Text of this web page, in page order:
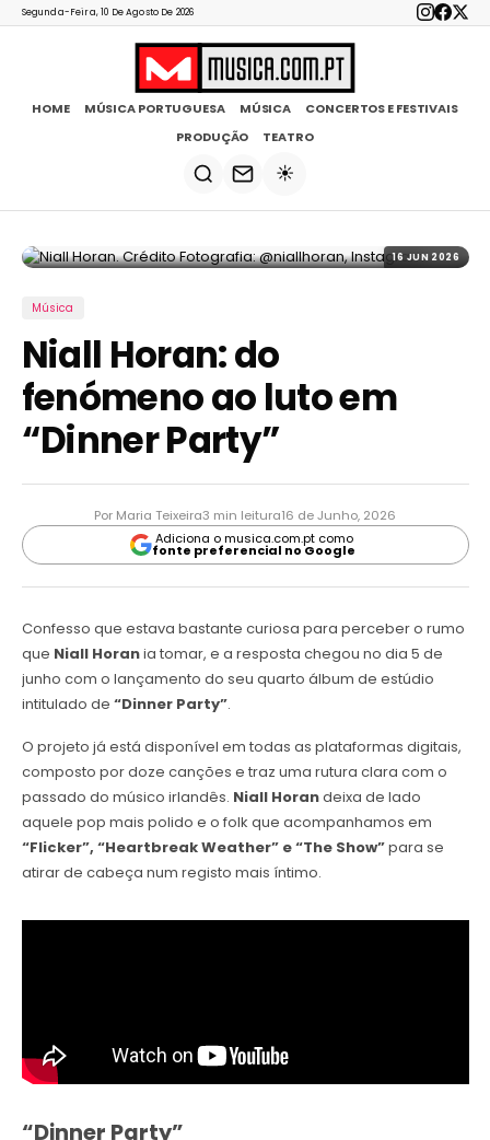
Segunda-Feira, 10 De Agosto De 2026
HOME MÚSICA PORTUGUESA MÚSICA
CONCERTOS E FESTIVAIS
PRODUÇÃO
TEATRO
☀️
16 JUN 2026
Música
Niall Horan: do
fenómeno ao luto em
“Dinner Party”
Por Maria Teixeira3 min leitura16 de Junho, 2026
Adiciona o musica.com.pt como
fonte preferencial no Google
Confesso que estava bastante curiosa para perceber o rumo
que Niall Horania tomar, e a resposta chegou no dia 5 de
junho com o lançamento do seu quarto álbum de estúdio
intitulado de “Dinner Party”.
O projeto já está disponível em todas as plataformas digitais,
composto por doze canções e traz uma rutura clara com o
passado do músico irlandês. Niall Horandeixa de lado
aquele pop mais polido e o folk que acompanhamos em
“Flicker”, “Heartbreak Weather” e “The Show”para se
atirar de cabeça num registo mais íntimo.
“Dinner Party”